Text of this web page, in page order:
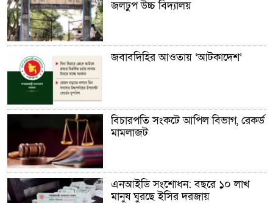
জলঢুপ উচ্চ বিদ্যালয়
জবাবদিহির আওতায় ‘আটকাদেশ’
বিচারপতি সংকটে আপিল বিভাগ, রেকর্ড
মামলাজট
এনআইডি সংশোধন: বছরে ১০ লাখ
মানুষ ঘুরছে ইসির দরজায়